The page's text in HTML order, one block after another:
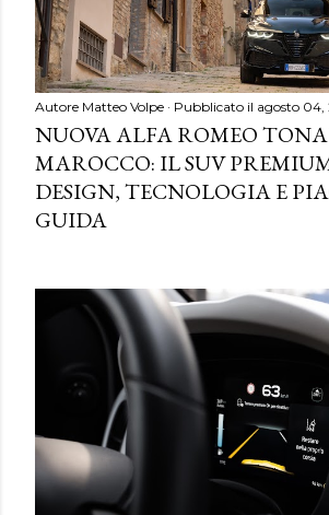
Autore Matteo Volpe Pubblicato il agosto 04,
NUOVA ALFA ROMEO
MAROCCO: IL SUV
DESIGN, TECNOLOGIA E
GUIDA